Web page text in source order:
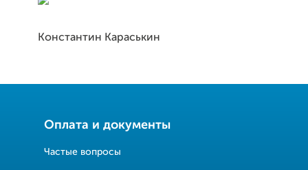
Константин Караськин
Оплата и документы
Частые вопросы